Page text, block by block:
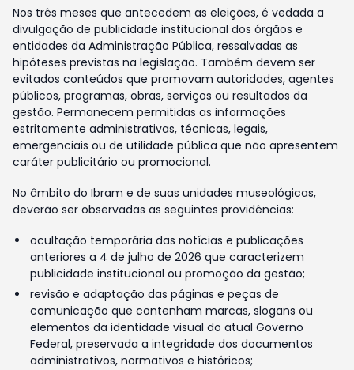
Nos três meses que antecedem as eleições, é vedada a
divulgação de publicidade institucional dos órgãos e
entidades da Administração Pública, ressalvadas as
hipóteses previstas na legislação. Também devem ser
evitados conteúdos que promovam autoridades, agentes
públicos, programas, obras, serviços ou resultados da
gestão. Permanecem permitidas as informações
estritamente administrativas, técnicas, legais,
emergenciais ou de utilidade pública que não apresentem
caráter publicitário ou promocional.
No âmbito do Ibram e de suas unidades museológicas,
deverão ser observadas as seguintes providências:
ocultação temporária das notícias e publicações
anteriores a 4 de julho de 2026 que caracterizem
publicidade institucional ou promoção da gestão;
revisão e adaptação das páginas e peças de
comunicação que contenham marcas, slogans ou
elementos da identidade visual do atual Governo
Federal, preservada a integridade dos documentos
administrativos, normativos e históricos;